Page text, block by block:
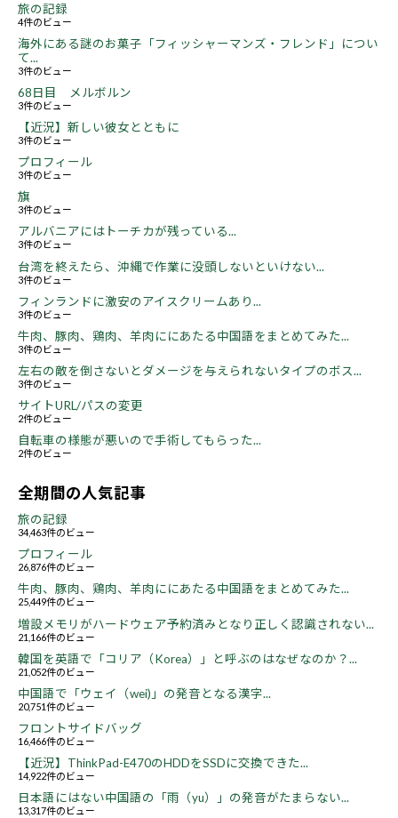
旅の記録
4件のビュー
海外にある謎のお菓子「フィッシャーマンズ・フレンド」につい
て...
3件のビュー
68日目 メルボルン
3件のビュー
【近況】新しい彼女とともに
3件のビュー
プロフィール
3件のビュー
旗
3件のビュー
アルバニアにはトーチカが残っている...
3件のビュー
台湾を終えたら、沖縄で作業に没頭しないといけない...
3件のビュー
フィンランドに激安のアイスクリームあり...
3件のビュー
牛肉、豚肉、鶏肉、羊肉ににあたる中国語をまとめてみた...
3件のビュー
左右の敵を倒さないとダメージを与えられないタイプのボス...
3件のビュー
サイトURL/パスの変更
2件のビュー
自転車の様態が悪いので手術してもらった...
2件のビュー
全期間の人気記事
旅の記録
34,463件のビュー
プロフィール
26,876件のビュー
牛肉、豚肉、鶏肉、羊肉ににあたる中国語をまとめてみた...
25,449件のビュー
増設メモリがハードウェア予約済みとなり正しく認識されない...
21,166件のビュー
韓国を英語で「コリア（Korea）」と呼ぶのはなぜなのか？...
21,052件のビュー
中国語で「ウェイ（wei)」の発音となる漢字...
20,751件のビュー
フロントサイドバッグ
16,466件のビュー
【近況】ThinkPad-E470のHDDをSSDに交換できた...
14,922件のビュー
日本語にはない中国語の「雨（yu）」の発音がたまらない...
13,317件のビュー